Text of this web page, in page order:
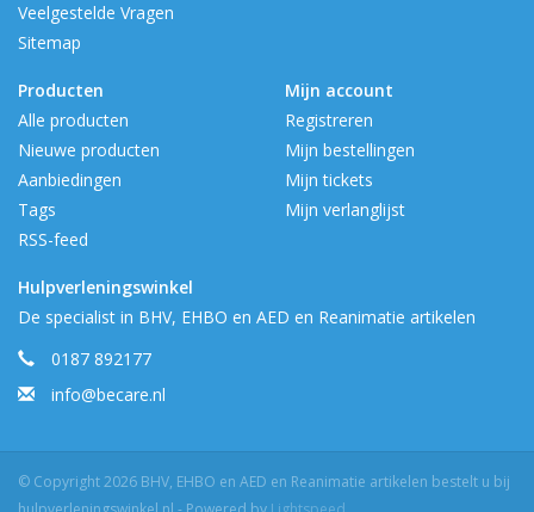
Veelgestelde Vragen
Sitemap
Producten
Alle producten
Nieuwe producten
Aanbiedingen
Tags
RSS-feed
Mijn account
Registreren
Mijn bestellingen
Mijn tickets
Mijn verlanglijst
Hulpverleningswinkel
De specialist in BHV, EHBO en AED en Reanimatie artikelen
0187 892177
info@becare.nl
© Copyright 2026 BHV, EHBO en AED en Reanimatie artikelen bestelt u bij